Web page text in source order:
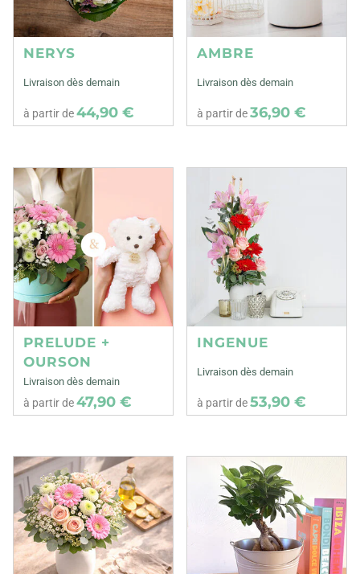
NERYS
Livraison dès demain
à partir de44,90 €
AMBRE
Livraison dès demain
à partir de36,90 €
PRELUDE +
OURSON
Livraison dès demain
à partir de47,90 €
INGENUE
Livraison dès demain
à partir de53,90 €